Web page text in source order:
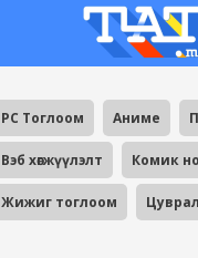
PC Тоглоом Аниме
Вэб хөгжүүлэлт Комик
Жижиг тоглоом